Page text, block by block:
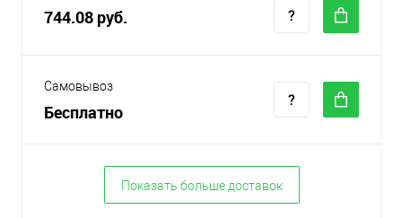
744.08 руб.
Самовывоз
Бесплатно
Показать больше доставок